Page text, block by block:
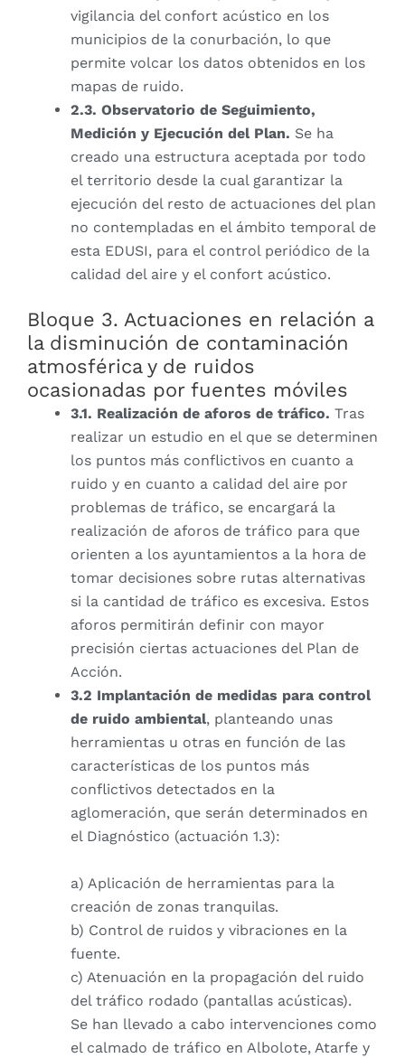
vigilancia del confort acústico en los
municipios de la conurbación, lo que
permite volcar los datos obtenidos en los
mapas de ruido.
2.3. Observatorio de Seguimiento,
Medición y Ejecución del Plan. Se ha
creado una estructura aceptada por todo
el territorio desde la cual garantizar la
ejecución del resto de actuaciones del plan
no contempladas en el ámbito temporal de
esta EDUSI, para el control periódico de la
calidad del aire y el confort acústico.
Bloque 3. Actuaciones en relación a
la disminución de contaminación
atmosférica y de ruidos
ocasionadas por fuentes móviles
3.1. Realización de aforos de tráfico. Tras
realizar un estudio en el que se determinen
los puntos más conflictivos en cuanto a
ruido y en cuanto a calidad del aire por
problemas de tráfico, se encargará la
realización de aforos de tráfico para que
orienten a los ayuntamientos a la hora de
tomar decisiones sobre rutas alternativas
si la cantidad de tráfico es excesiva. Estos
aforos permitirán definir con mayor
precisión ciertas actuaciones del Plan de
Acción.
3.2 Implantación de medidas para control
de ruido ambiental, planteando unas
herramientas u otras en función de las
características de los puntos más
conflictivos detectados en la
aglomeración, que serán determinados en
el Diagnóstico (actuación 1.3):
a) Aplicación de herramientas para la
creación de zonas tranquilas.
b) Control de ruidos y vibraciones en la
fuente.
c) Atenuación en la propagación del ruido
del tráfico rodado (pantallas acústicas).
Se han llevado a cabo intervenciones como
el calmado de tráfico en Albolote, Atarfe y